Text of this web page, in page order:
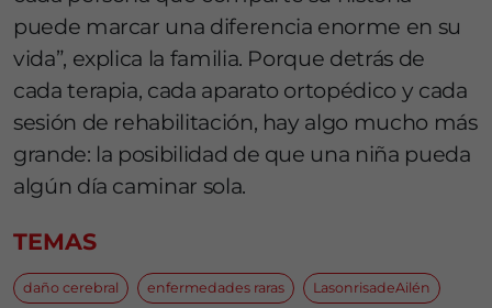
puede marcar una diferencia enorme en su
vida”, explica la familia. Porque detrás de
cada terapia, cada aparato ortopédico y cada
sesión de rehabilitación, hay algo mucho más
grande: la posibilidad de que una niña pueda
algún día caminar sola.
TEMAS
daño cerebral enfermedades raras LasonrisadeAilén